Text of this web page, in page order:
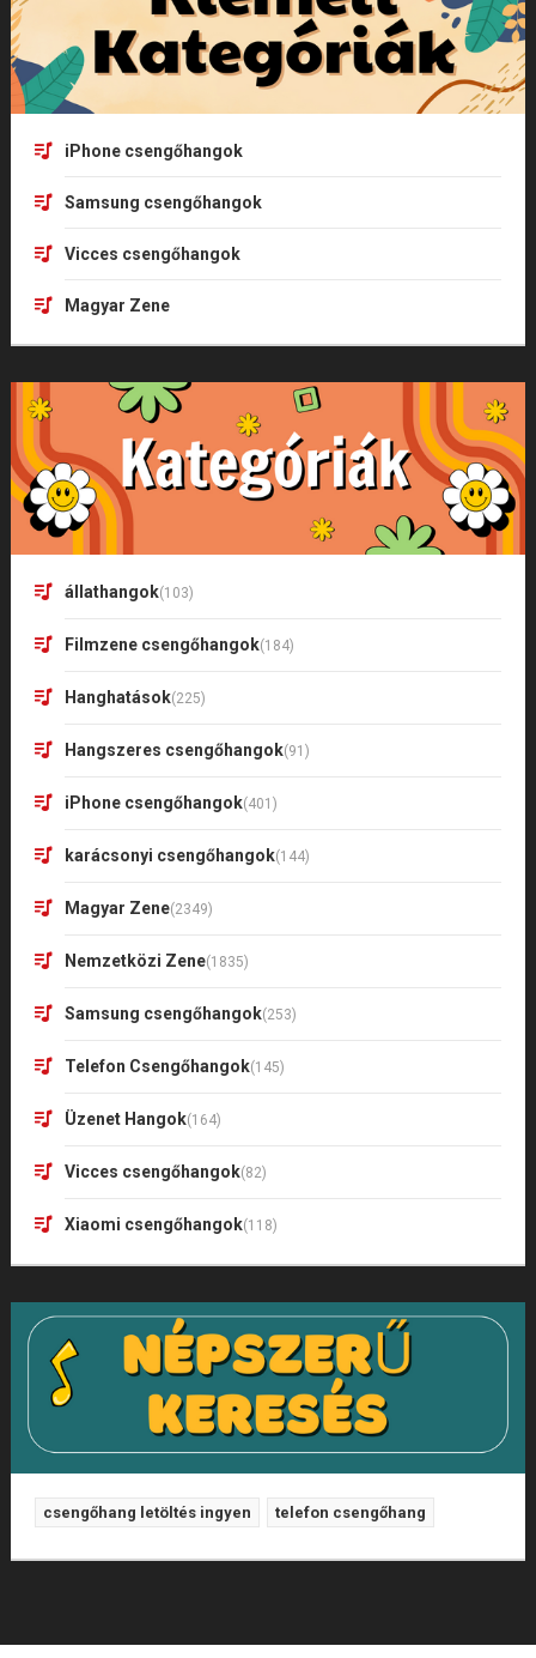
iPhone csengőhangok
Samsung csengőhangok
Vicces csengőhangok
Magyar Zene
állathangok(103)
Filmzene csengőhangok(184)
Hanghatások(225)
Hangszeres csengőhangok(91)
iPhone csengőhangok(401)
karácsonyi csengőhangok(144)
Magyar Zene(2349)
Nemzetközi Zene(1835)
Samsung csengőhangok(253)
Telefon Csengőhangok(145)
Üzenet Hangok(164)
Vicces csengőhangok(82)
Xiaomi csengőhangok(118)
csengőhang letöltés ingyen telefon csengőhang